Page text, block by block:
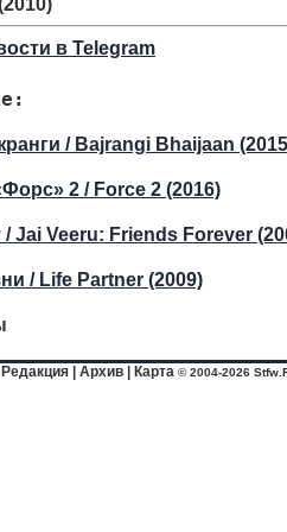
в Telegram
/ Bajrangi Bhaijaan
2 / Force 2 (2016)
Jai Veeru: Friends Forever
/ Life Partner (2009)
Редакция Архив Карта © 2004-2026